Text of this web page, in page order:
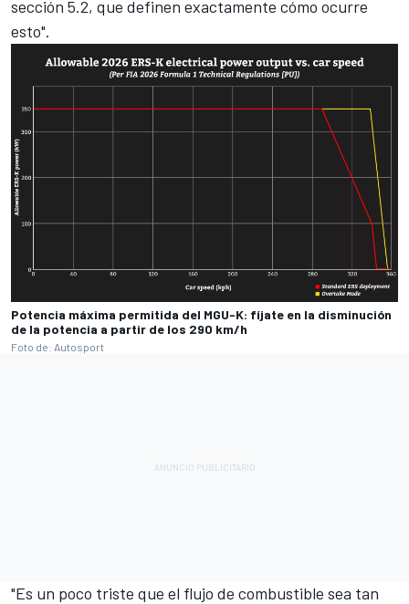
sección 5.2, que definen exactamente cómo ocurre
esto".
Potencia máxima permitida del MGU-K: fíjate en la disminución
de la potencia a partir de los 290 km/h
Foto de: Autosport
"Es un poco triste que el flujo de combustible sea tan